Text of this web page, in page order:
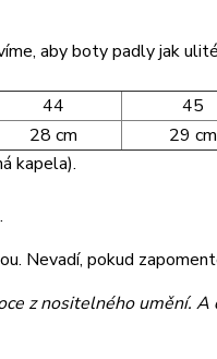
aby boty padly jak
44
45
28 cm
29 cm
kapela).
Nevadí, pokud
z nositelného umění. A